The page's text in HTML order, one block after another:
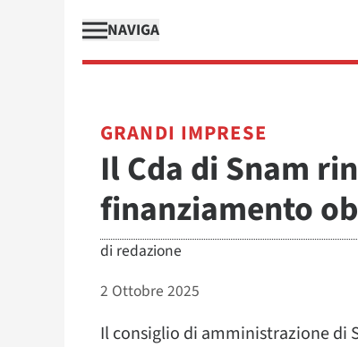
NAVIGA
GRANDI IMPRESE
Il Cda di Snam
finanziamento
di redazione
2 Ottobre 2025
Il consiglio di amministrazione di